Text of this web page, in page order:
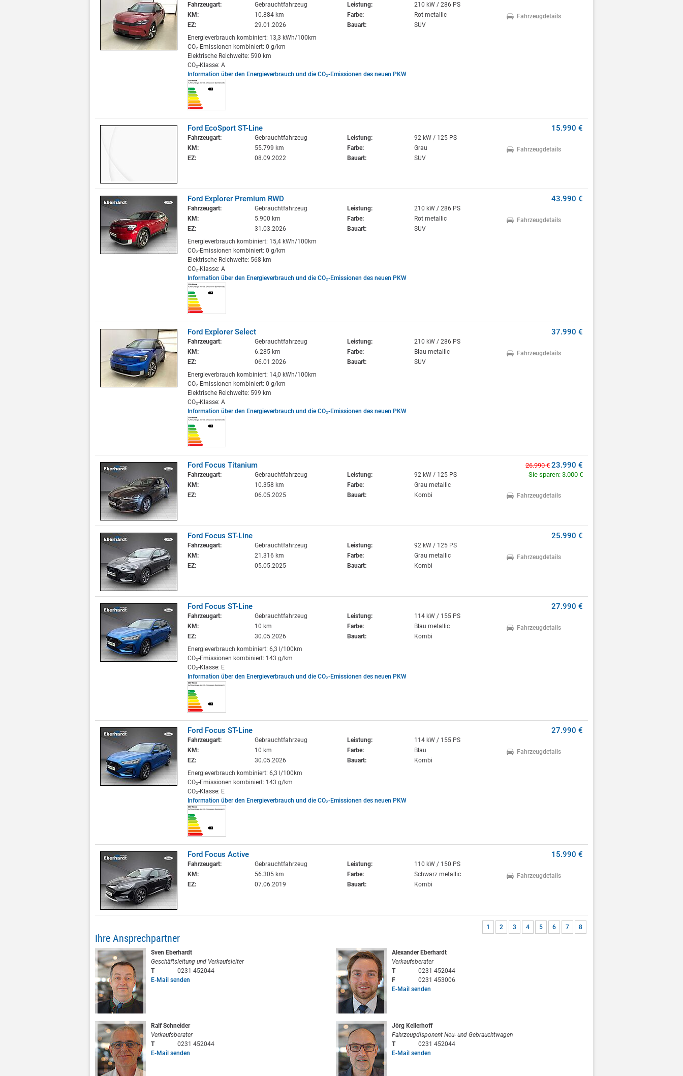
Fahrzeugart:
Gebrauchtfahrzeug
KM:
10.884 km
EZ:
29.01.2026
Leistung:
210 kW / 286 PS
Farbe:
Rot metallic
Bauart:
SUV
Energieverbrauch kombiniert: 13,3 kWh/100km
CO₂-Emissionen kombiniert: 0 g/km
Elektrische Reichweite: 590 km
CO₂-Klasse: A
Information über den Energieverbrauch und die CO₂-Emissionen des neuen PKW
Fahrzeugdetails
Ford EcoSport ST-Line
Fahrzeugart:
Gebrauchtfahrzeug
KM:
55.799 km
EZ:
08.09.2022
Leistung:
92 kW / 125 PS
Farbe:
Grau
Bauart:
SUV
15.990 €
Fahrzeugdetails
Ford Explorer Premium RWD
Fahrzeugart:
Gebrauchtfahrzeug
KM:
5.900 km
EZ:
31.03.2026
Leistung:
210 kW / 286 PS
Farbe:
Rot metallic
Bauart:
SUV
Energieverbrauch kombiniert: 15,4 kWh/100km
CO₂-Emissionen kombiniert: 0 g/km
Elektrische Reichweite: 568 km
CO₂-Klasse: A
Information über den Energieverbrauch und die CO₂-Emissionen des neuen PKW
43.990 €
Fahrzeugdetails
Ford Explorer Select
Fahrzeugart:
Gebrauchtfahrzeug
KM:
6.285 km
EZ:
06.01.2026
Leistung:
210 kW / 286 PS
Farbe:
Blau metallic
Bauart:
SUV
Energieverbrauch kombiniert: 14,0 kWh/100km
CO₂-Emissionen kombiniert: 0 g/km
Elektrische Reichweite: 599 km
CO₂-Klasse: A
Information über den Energieverbrauch und die CO₂-Emissionen des neuen PKW
37.990 €
Fahrzeugdetails
Ford Focus Titanium
Fahrzeugart:
Gebrauchtfahrzeug
KM:
10.358 km
EZ:
06.05.2025
Leistung:
92 kW / 125 PS
Farbe:
Grau metallic
Bauart:
Kombi
26.990 € 23.990 €
Sie sparen: 3.000 €
Fahrzeugdetails
Ford Focus ST-Line
Fahrzeugart:
Gebrauchtfahrzeug
KM:
21.316 km
EZ:
05.05.2025
Leistung:
92 kW / 125 PS
Farbe:
Grau metallic
Bauart:
Kombi
25.990 €
Fahrzeugdetails
Ford Focus ST-Line
Fahrzeugart:
Gebrauchtfahrzeug
KM:
10 km
EZ:
30.05.2026
Leistung:
114 kW / 155 PS
Farbe:
Blau metallic
Bauart:
Kombi
Energieverbrauch kombiniert: 6,3 l/100km
CO₂-Emissionen kombiniert: 143 g/km
CO₂-Klasse: E
Information über den Energieverbrauch und die CO₂-Emissionen des neuen PKW
27.990 €
Fahrzeugdetails
Ford Focus ST-Line
Fahrzeugart:
Gebrauchtfahrzeug
KM:
10 km
EZ:
30.05.2026
Leistung:
114 kW / 155 PS
Farbe:
Blau
Bauart:
Kombi
Energieverbrauch kombiniert: 6,3 l/100km
CO₂-Emissionen kombiniert: 143 g/km
CO₂-Klasse: E
Information über den Energieverbrauch und die CO₂-Emissionen des neuen PKW
27.990 €
Fahrzeugdetails
Ford Focus Active
Fahrzeugart:
Gebrauchtfahrzeug
KM:
56.305 km
EZ:
07.06.2019
Leistung:
110 kW / 150 PS
Farbe:
Schwarz metallic
Bauart:
Kombi
15.990 €
Fahrzeugdetails
1 2 3 4 5 6 7 8
Ihre Ansprechpartner
Sven Eberhardt
Geschäftsleitung und Verkaufsleiter
T
0231 452044
E-Mail senden
Alexander Eberhardt
Verkaufsberater
T
0231 452044
F
0231 453006
E-Mail senden
Ralf Schneider
Verkaufsberater
T
0231 452044
E-Mail senden
Jörg Kellerhoff
Fahrzeugdisponent Neu- und Gebrauchtwagen
T
0231 452044
E-Mail senden